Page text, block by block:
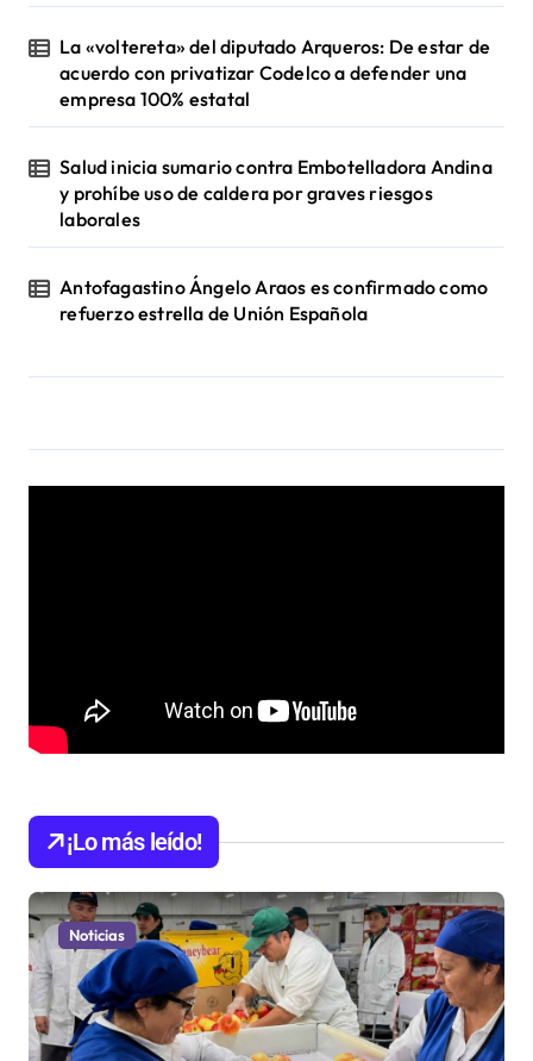
La «voltereta» del diputado Arqueros: De estar de
acuerdo con privatizar Codelco a defender una
empresa 100% estatal
Salud inicia sumario contra Embotelladora Andina
y prohíbe uso de caldera por graves riesgos
laborales
Antofagastino Ángelo Araos es confirmado como
refuerzo estrella de Unión Española
¡Lo más leído!
Noticias